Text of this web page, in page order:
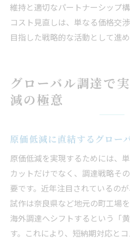
維持と適切なパートナーシップ
コスト見直しは、単なる価格交
目指した戦略的な活動として進め
グローバル調達で
減の極意
原価低減に直結するグロー
原価低減を実現するためには、
カットだけでなく、調達戦略そ
要です。近年注目されているの
試作は奈良県など地元の町工場
海外調達へシフトするという「
す。これにより、短納期対応と